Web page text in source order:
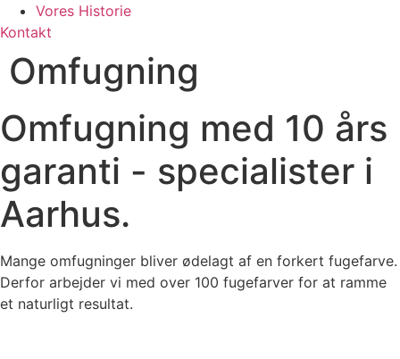
Vores Historie
Kontakt
Omfugning
Omfugning med 10 års
garanti - specialister i
Aarhus.
Mange omfugninger bliver ødelagt af en forkert fugefarve.
Derfor arbejder vi med over 100 fugefarver for at ramme
et naturligt resultat.